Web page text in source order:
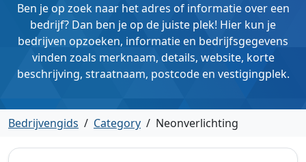
Ben je op zoek naar het adres of informatie over een
bedrijf? Dan ben je op de juiste plek! Hier kun je
bedrijven opzoeken, informatie en bedrijfsgegevens
vinden zoals merknaam, details, website, korte
beschrijving, straatnaam, postcode en vestigingplek.
Bedrijvengids / Category / Neonverlichting